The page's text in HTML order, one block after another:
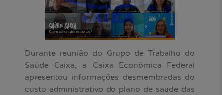
Durante reunião do Grupo de Trabalho do
Saúde Caixa, a Caixa Econômica Federal
apresentou informações desmembradas do
custo administrativo do plano de saúde das